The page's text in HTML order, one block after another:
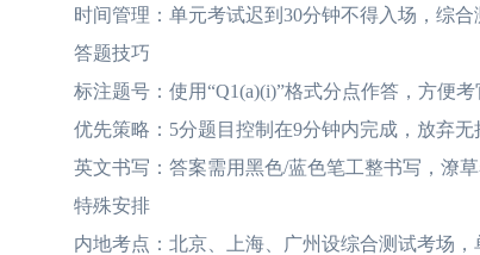
时间管理：单元考试迟到30分钟不得入场，综合
答题技巧
标注题号：使用“Q1(a)(i)”格式分点作答，方便考
优先策略：5分题目控制在9分钟内完成，放弃无
英文书写：答案需用黑色/蓝色笔工整书写，潦草
特殊安排
内地考点：北京、上海、广州设综合测试考场，